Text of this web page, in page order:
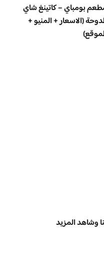
بومباي – كاتينغ شاي
(الاسعار + المنيو +
وشاهد المزيد